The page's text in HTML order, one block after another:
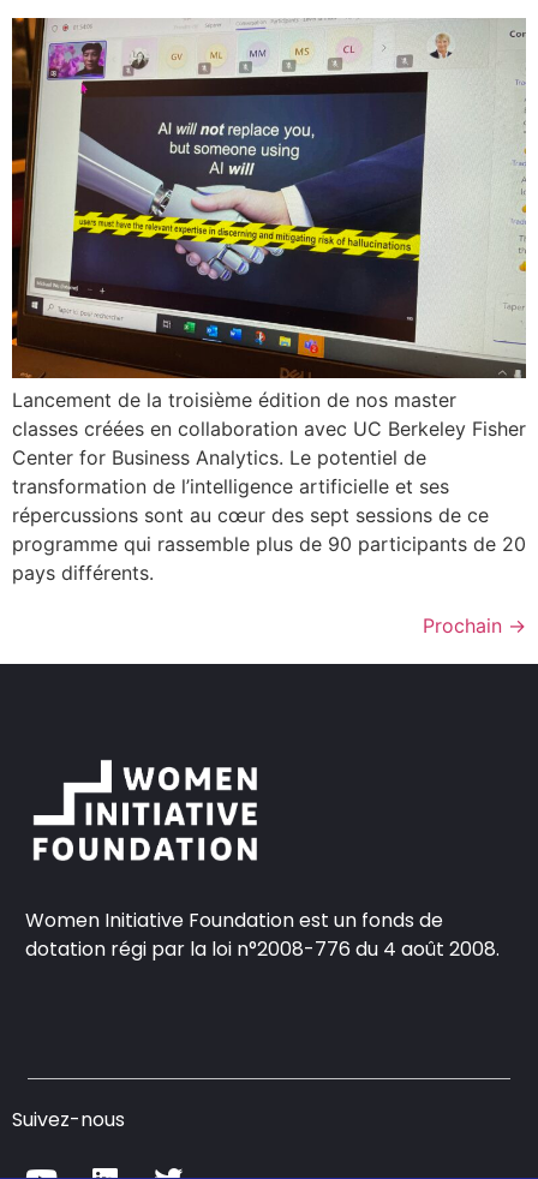
Lancement de la troisième édition de nos master
classes créées en collaboration avec UC Berkeley Fisher
Center for Business Analytics. Le potentiel de
transformation de l’intelligence artificielle et ses
répercussions sont au cœur des sept sessions de ce
programme qui rassemble plus de 90 participants de 20
pays différents.
Prochain →
Women Initiative Foundation est un fonds de
dotation régi par la loi n°2008-776 du 4 août 2008.
Suivez-nous